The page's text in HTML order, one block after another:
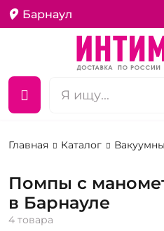
Барнаул
Главная Каталог
Помпы с
в Барнауле
4 товара